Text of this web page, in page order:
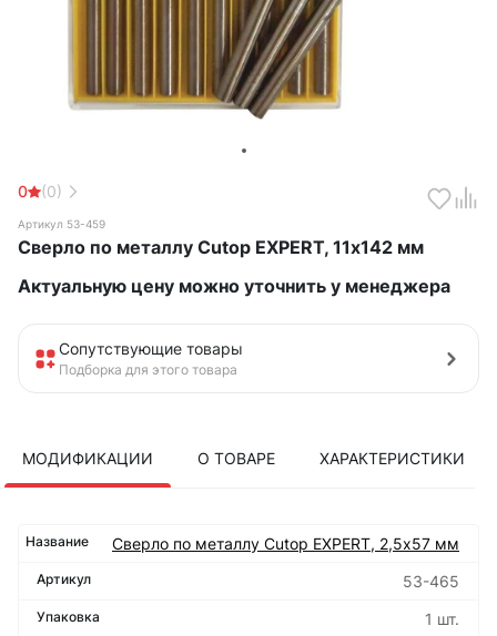
0 (0)
Артикул 53-459
Сверло по металлу Cutop EXPERT, 11х142 мм
Актуальную цену можно уточнить у менеджера
Сопутствующие товары
Подборка для этого товара
МОДИФИКАЦИИ О ТОВАРЕ ХАРАКТЕРИСТИКИ
Сверло по металлу Cutop EXPERT, 2,5х57 мм
53-465
1 шт.